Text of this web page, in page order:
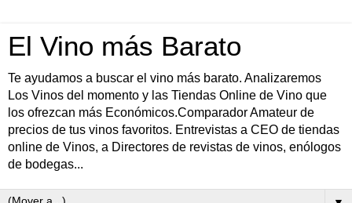
El Vino más Barato
Te ayudamos a buscar el vino más barato. Analizaremos
Los Vinos del momento y las Tiendas Online de Vino que
los ofrezcan más Económicos.Comparador Amateur de
precios de tus vinos favoritos. Entrevistas a CEO de tiendas
online de Vinos, a Directores de revistas de vinos, enólogos
de bodegas...